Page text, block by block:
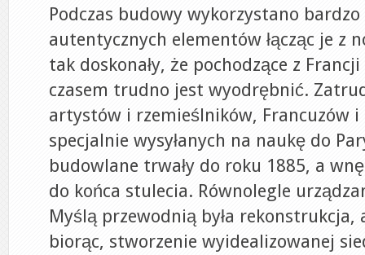
Podczas budowy wykorzystano
autentycznych elementów łącząc je z
tak doskonały, że pochodzące z
czasem trudno jest wyodrębnić.
artystów i rzemieślników, Francuzów i
specjalnie wysyłanych na naukę do
budowlane trwały do roku 1885, a
do końca stulecia. Równolegle
Myślą przewodnią była rekonstrukcja,
biorąc, stworzenie wyidealizowanej